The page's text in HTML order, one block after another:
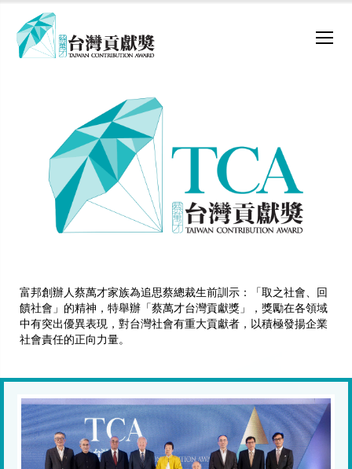
富邦創辦人蔡萬才家族為追思蔡總裁生前訓示：「取之社會、回
饋社會」的精神，特舉辦「蔡萬才台灣貢獻獎」，獎勵在各領域
中有突出優異表現，對台灣社會有重大貢獻者，以積極發揚企業
社會責任的正向力量。